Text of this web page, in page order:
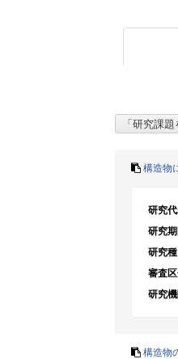
構造物
研究
研究
研究種
審査
研究
構造物